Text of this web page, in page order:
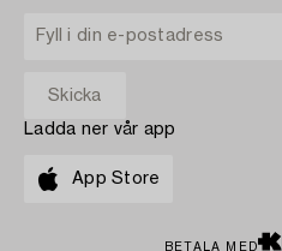
Ladda ner vår app
App Store
BETALA MED